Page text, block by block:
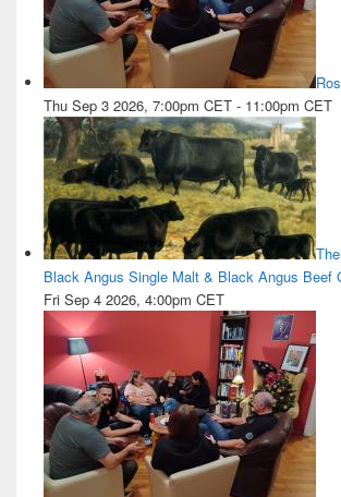
Thu Sep 3 2026, 7:00pm CET - 11:00pm CET
Black Angus Single Malt & Black Angus Beef
Fri Sep 4 2026, 4:00pm CET